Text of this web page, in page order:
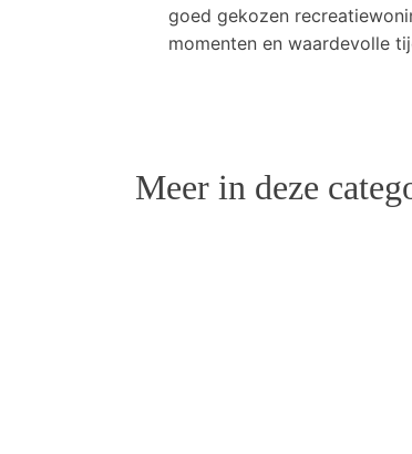
goed gekozen
momenten en waardevolle
Meer in deze